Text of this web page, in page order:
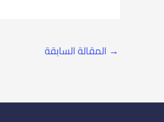
→ المقالة السابقة